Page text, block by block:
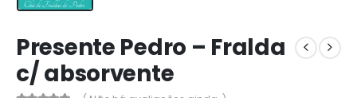
Presente Pedro – Fralda
c/ absorvente